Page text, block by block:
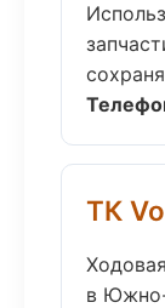
ТК
в